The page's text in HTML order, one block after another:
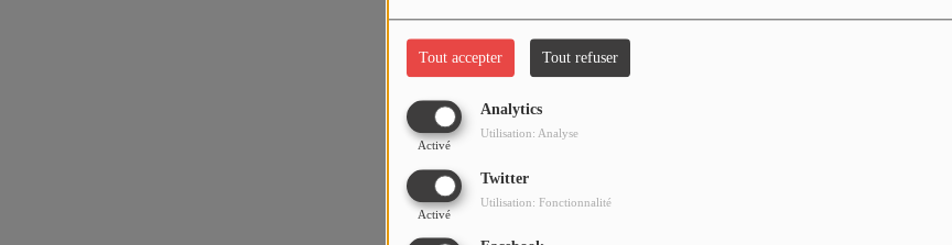
Tout accepter Tout refuser
Analytics
Activé
Utilisation: Analyse
Twitter
Activé
Utilisation: Fonctionnalité